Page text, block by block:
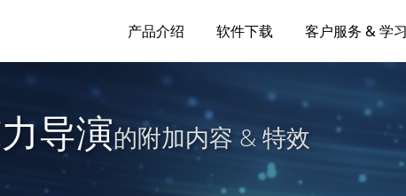
产品介绍 软件下载 客户服务 & 学
导演的附加内容 & 特效